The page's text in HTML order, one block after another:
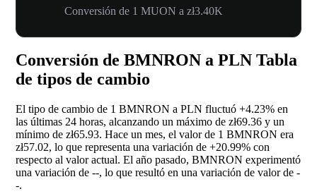
Conversión de 1 MUON a zł3.40K
Conversión de BMNRON a PLN Tabla
de tipos de cambio
El tipo de cambio de 1 BMNRON a PLN fluctuó +4.23% en
las últimas 24 horas, alcanzando un máximo de zł69.36 y un
mínimo de zł65.93. Hace un mes, el valor de 1 BMNRON era
zł57.02, lo que representa una variación de +20.99% con
respecto al valor actual. El año pasado, BMNRON experimentó
una variación de --, lo que resultó en una variación de valor de -
-.